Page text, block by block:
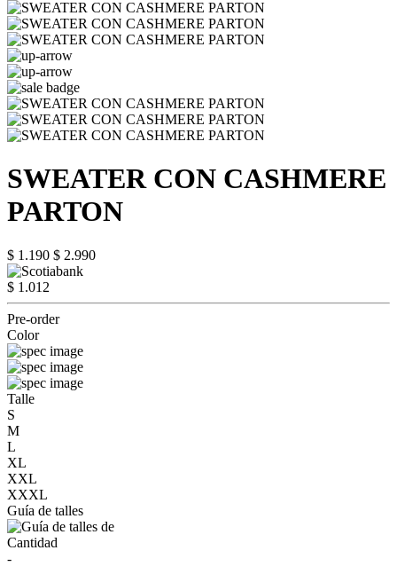
SWEATER CON CASHMERE
PARTON
$ 1.190 $ 2.990
$ 1.012
Pre-order
Color
Talle
S
M
L
XL
XXL
XXXL
Guía de talles
Cantidad
-